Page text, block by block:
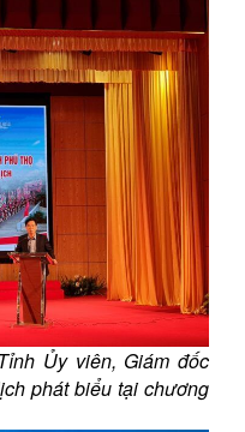
Ủy viên, Giám đốc
phát biểu tại chương